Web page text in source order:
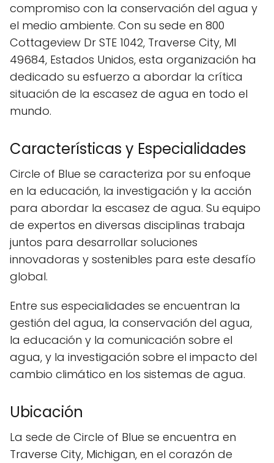
compromiso con la conservación del agua y
el medio ambiente. Con su sede en 800
Cottageview Dr STE 1042, Traverse City, MI
49684, Estados Unidos, esta organización ha
dedicado su esfuerzo a abordar la crítica
situación de la escasez de agua en todo el
mundo.
Características y Especialidades
Circle of Blue se caracteriza por su enfoque
en la educación, la investigación y la acción
para abordar la escasez de agua. Su equipo
de expertos en diversas disciplinas trabaja
juntos para desarrollar soluciones
innovadoras y sostenibles para este desafío
global.
Entre sus especialidades se encuentran la
gestión del agua, la conservación del agua,
la educación y la comunicación sobre el
agua, y la investigación sobre el impacto del
cambio climático en los sistemas de agua.
Ubicación
La sede de Circle of Blue se encuentra en
Traverse City, Michigan, en el corazón de